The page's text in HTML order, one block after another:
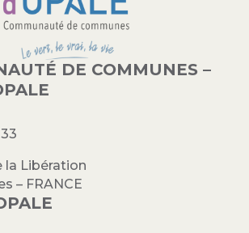
DE COMMUNES –
la Libération
– FRANCE